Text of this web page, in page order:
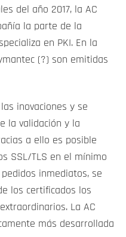
del año 2017, la AC
la parte de la
en PKI. En la
(?) son emitidas
inovaciones y se
la validación y la
a ello es posible
SSL/TLS en el mínimo
inmediatos, se
los certificados los
La AC
más desarrollada